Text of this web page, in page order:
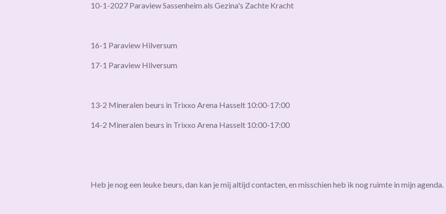
10-1-2027 Paraview Sassenheim als Gezina's Zachte Kracht
16-1 Paraview Hilversum
17-1 Paraview Hilversum
13-2 Mineralen beurs in Trixxo Arena Hasselt 10:00-17:00
14-2 Mineralen beurs in Trixxo Arena Hasselt 10:00-17:00
Heb je nog een leuke beurs, dan kan je mij altijd contacten, en misschien heb ik nog ruimte in mijn agenda.